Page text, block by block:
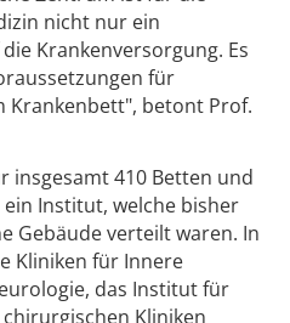
nicht nur ein
Krankenversorgung. Es
für
Krankenbett", betont Prof.
insgesamt 410 Betten und
Institut, welche bisher
Gebäude verteilt waren. In
Kliniken für Innere
das Institut für
Kliniken